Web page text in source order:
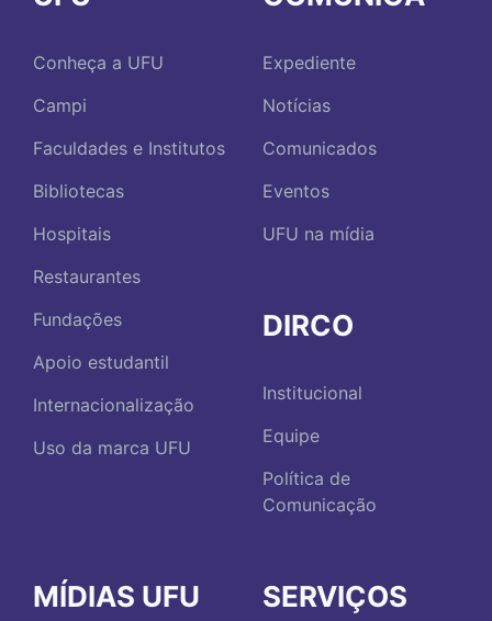
Conheça a UFU
Campi
Faculdades e Institutos
Bibliotecas
Hospitais
Restaurantes
Fundações
Apoio estudantil
Internacionalização
Uso da marca UFU
Expediente
Notícias
Comunicados
Eventos
UFU na mídia
DIRCO
Institucional
Equipe
Política de
Comunicação
MÍDIAS UFU SERVIÇOS